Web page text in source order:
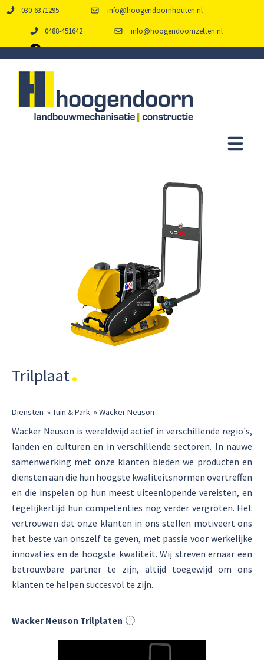
030-6371295 info@hoogendoornhouten.nl
0488-451642 info@hoogendoornzetten.nl
Trilplaat
Diensten »Tuin & Park »Wacker Neuson
Wacker Neuson is wereldwijd actief in verschillende regio's,
landen en culturen en in verschillende sectoren. In nauwe
samenwerking met onze klanten bieden we producten en
diensten aan die hun hoogste kwaliteitsnormen overtreffen
en die inspelen op hun meest uiteenlopende vereisten, en
tegelijkertijd hun competenties nog verder vergroten. Het
vertrouwen dat onze klanten in ons stellen motiveert ons
het beste van onszelf te geven, met passie voor werkelijke
innovaties en de hoogste kwaliteit. Wij streven ernaar een
betrouwbare partner te zijn, altijd toegewijd om ons
klanten te helpen succesvol te zijn.
Wacker Neuson Trilplaten